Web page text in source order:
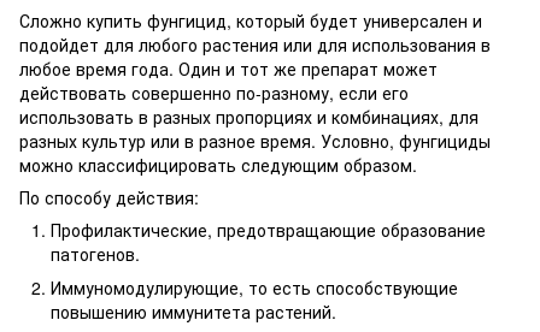
Сложно купить фунгицид, который будет универсален и
подойдет для любого растения или для использования в
любое время года. Один и тот же препарат может
действовать совершенно по-разному, если его
использовать в разных пропорциях и комбинациях, для
разных культур или в разное время. Условно, фунгициды
можно классифицировать следующим образом.
По способу действия:
Профилактические, предотвращающие образование
патогенов.
Иммуномодулирующие, то есть способствующие
повышению иммунитета растений.